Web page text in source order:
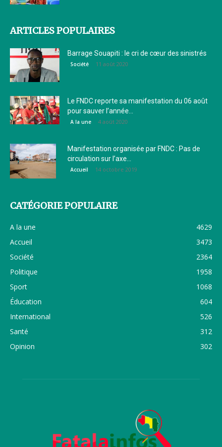
ARTICLES POPULAIRES
Barrage Souapiti : le cri de cœur des sinistrés
Société 11 août 2020
Le FNDC reporte sa manifestation du 06 août
pour sauver l’année...
A la une 4 août 2020
Manifestation organisée par FNDC : Pas de
circulation sur l’axe...
Accueil 14 octobre 2019
CATÉGORIE POPULAIRE
A la une
4629
Accueil
3473
Société
2364
Politique
1958
Sport
1068
Éducation
604
International
526
Santé
312
Opinion
302